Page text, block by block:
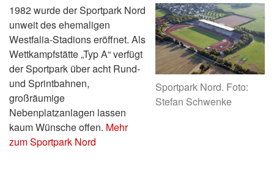
Sportpark Nord. Foto:
Stefan Schwenke
1982 wurde der Sportpark Nord
unweit des ehemaligen
Westfalia-Stadions eröffnet. Als
Wettkampfstätte „Typ A“ verfügt
der Sportpark über acht Rund-
und Sprintbahnen,
großräumige
Nebenplatzanlagen lassen
kaum Wünsche offen. Mehr
zum Sportpark Nord